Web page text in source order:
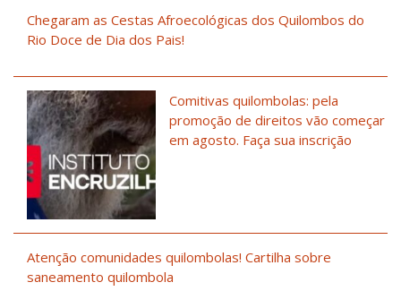
Chegaram as Cestas Afroecológicas dos Quilombos do
Rio Doce de Dia dos Pais!
Comitivas quilombolas: pela
promoção de direitos vão começar
em agosto. Faça sua inscrição
Atenção comunidades quilombolas! Cartilha sobre
saneamento quilombola